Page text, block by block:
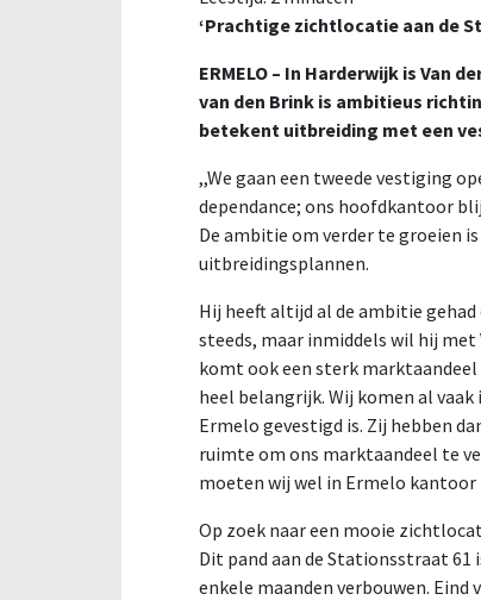
‘Prachtige zichtlocatie aan de
ERMELO – In Harderwijk is Van
van den Brink is ambitieus
betekent uitbreiding met een
,,We gaan een tweede vestiging
dependance; ons hoofdkantoor
De ambitie om verder te groeien
uitbreidingsplannen.
Hij heeft altijd al de ambitie
steeds, maar inmiddels wil hij
komt ook een sterk
heel belangrijk. Wij komen al
Ermelo gevestigd is. Zij hebben
ruimte om ons marktaandeel te
moeten wij wel in Ermelo kantoor
Op zoek naar een mooie
Dit pand aan de Stationsstraat 61
enkele maanden verbouwen. Eind